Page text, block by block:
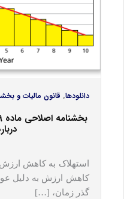
دانلودها, قانون مالیات و
کاهش ارزش به دلیل
گذر زمان، […]